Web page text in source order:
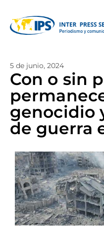
5 de junio, 2024
Con o sin
genocidio
de guerra